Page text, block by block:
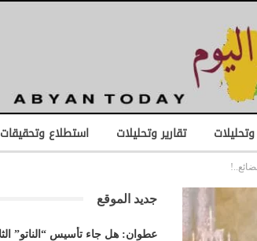
تقارير وتحليلات استطلاع وتحقيقات
جديد الموقع
عطوان: هل جاء تأسيس “الناتو”